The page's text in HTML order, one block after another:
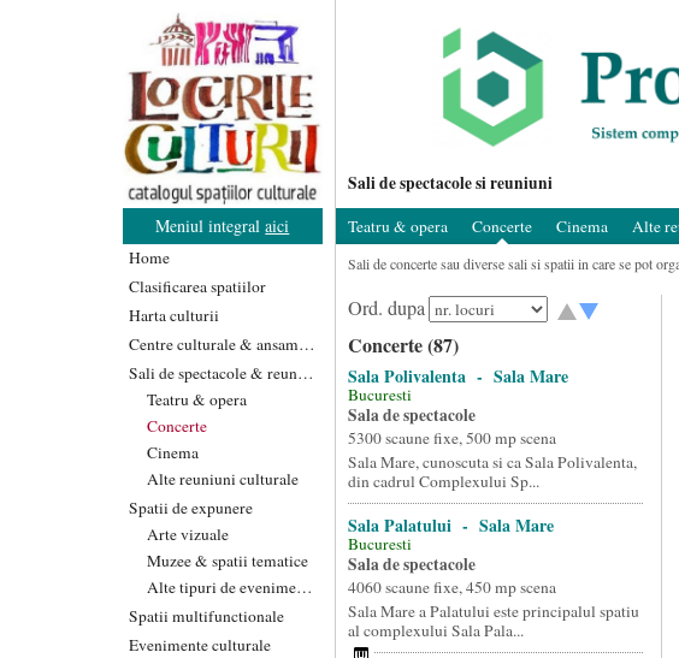
Meniul integralaici
Home
Clasificarea spatiilor
Harta culturii
Centre culturale & ansambluri
Sali de spectacole & reuniuni
Teatru & opera
Concerte
Cinema
Alte reuniuni culturale
Spatii de expunere
Arte vizuale
Muzee & spatii tematice
Alte tipuri de evenimente
Spatii multifunctionale
Evenimente culturale
Sali de spectacole si reuniuni
Teatru & opera Concerte Cinema Alte
Sali de concerte sau diverse sali si spatii in care se pot
Ord. dupa
Concerte (87)
Sala Polivalenta - Sala Mare
Bucuresti
Sala de spectacole
5300 scaune fixe, 500 mp scena
Sala Mare, cunoscuta si ca Sala Polivalenta,
din cadrul Complexului Sp...
Sala Palatului - Sala Mare
Bucuresti
Sala de spectacole
4060 scaune fixe, 450 mp scena
Sala Mare a Palatului este principalul spatiu
al complexului Sala Pala...